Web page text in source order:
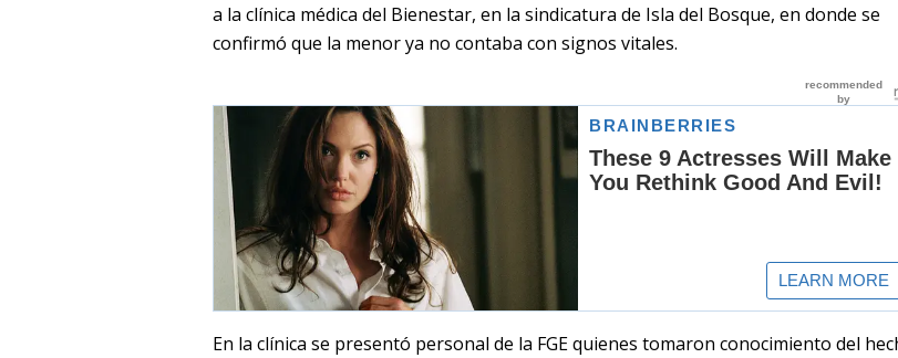
a la clínica médica del Bienestar, en la sindicatura de Isla del Bosque, en donde se
confirmó que la menor ya no contaba con signos vitales.
En la clínica se presentó personal de la FGE quienes tomaron conocimiento del